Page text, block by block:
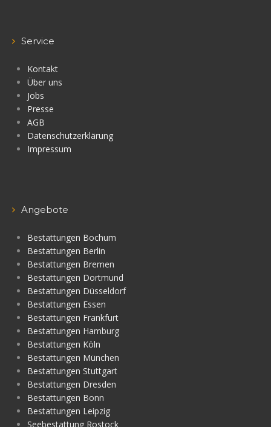
Service
Kontakt
Über uns
Jobs
Presse
AGB
Datenschutzerklärung
Impressum
Angebote
Bestattungen Bochum
Bestattungen Berlin
Bestattungen Bremen
Bestattungen Dortmund
Bestattungen Düsseldorf
Bestattungen Essen
Bestattungen Frankfurt
Bestattungen Hamburg
Bestattungen Köln
Bestattungen München
Bestattungen Stuttgart
Bestattungen Dresden
Bestattungen Bonn
Bestattungen Leipzig
Seebestattung Rostock